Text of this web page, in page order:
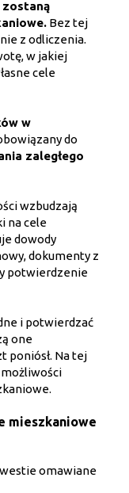
zostaną
Bez tej
z odliczenia.
w jakiej
cele
w
do
zaległego
wzbudzają
na cele
dowody
dokumenty z
potwierdzenie
i potwierdzać
one
poniósł. Na tej
mieszkaniowe
omawiane